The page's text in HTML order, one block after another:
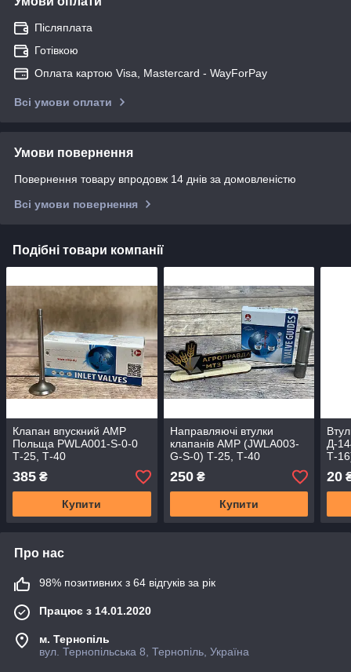
Післяплата
Готівкою
Оплата картою Visa, Mastercard - WayForPay
Всі умови оплати
Умови повернення
Повернення товару впродовж 14 днів за домовленістю
Всі умови повернення
Подібні товари компанії
Клапан впускний АМP
Польща PWLA001-S-0-0
Т-25, Т-40
385 ₴
Купити
Направляючі втулки
клапанів AMP (JWLA003-
G-S-0) Т-25, Т-40
250₴
Купити
Д-
Т-
20
Про нас
98% позитивних з 64 відгуків за рік
Працює з 14.01.2020
м. Тернопіль
вул. Тернопільська 8, Тернопіль, Україна